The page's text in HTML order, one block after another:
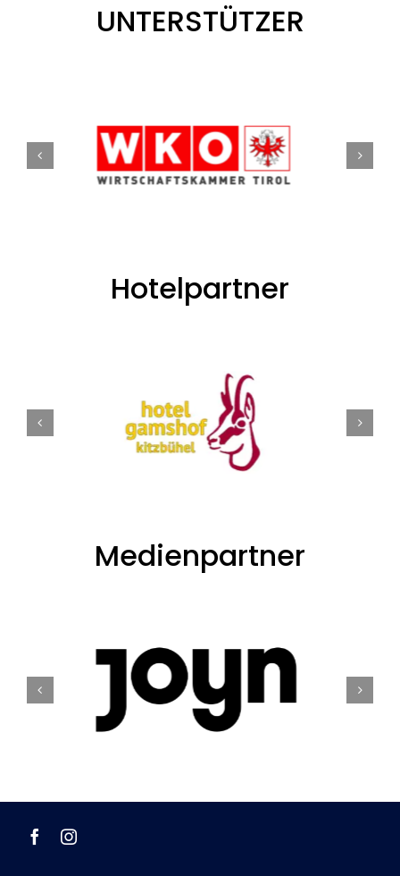
UNTERSTÜTZER
Hotelpartner
Medienpartner